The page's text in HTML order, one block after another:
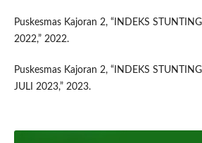
Puskesmas Kajoran 2, “INDEKS
2022,” 2022.
Puskesmas Kajoran 2, “INDEKS
JULI 2023,” 2023.